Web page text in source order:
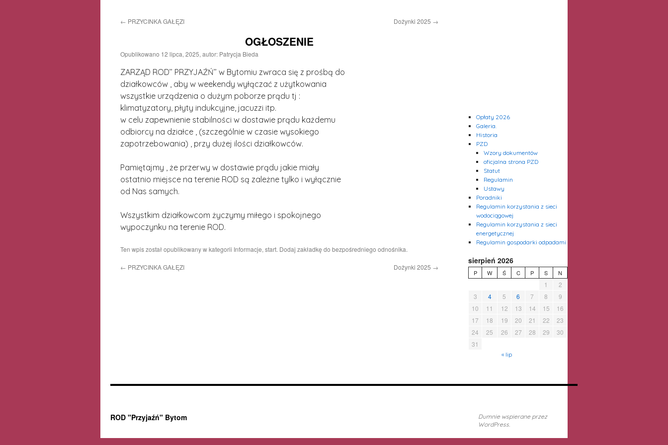
treści
← PRZYCINKA GAŁĘZI Dożynki 2025 →
OGŁOSZENIE
Opublikowano 12 lipca, 2025, autor: Patrycja Bieda
ZARZĄD ROD’’ PRZYJAŹŃ’’ w Bytomiu zwraca się z prośbą do
działkowców , aby w weekendy wyłączać z użytkowania
wszystkie urządzenia o dużym poborze prądu tj :
klimatyzatory, płyty indukcyjne, jacuzzi itp.
w celu zapewnienie stabilności w dostawie prądu każdemu
odbiorcy na działce , (szczególnie w czasie wysokiego
zapotrzebowania) , przy dużej ilości działkowców.
Pamiętajmy , że przerwy w dostawie prądu jakie miały
ostatnio miejsce na terenie ROD są zależne tylko i wyłącznie
od Nas samych.
Wszystkim działkowcom życzymy miłego i spokojnego
wypoczynku na terenie ROD.
Ten wpis został opublikowany w kategorii Informacje, start. Dodaj zakładkę do bezpośredniego odnośnika.
← PRZYCINKA GAŁĘZI Dożynki 2025 →
Opłaty 2026
Galeria.
Historia
PZD
Wzory dokumentów
oficjalna strona PZD
Statut
Regulamin
Ustawy
Poradniki
Regulamin korzystania z sieci
wodociągowej
Regulamin korzystania z sieci
energetycznej
Regulamin gospodarki odpadami
sierpień 2026
P W Ś C P S N
1
2
3
4 5 6 7 8
9
10
11 12 13 14 15
16
17
18 19 20 21 22
23
24
25 26 27 28 29
30
31
« lip
ROD "Przyjaźń" Bytom
Dumnie wspierane przez
WordPress.